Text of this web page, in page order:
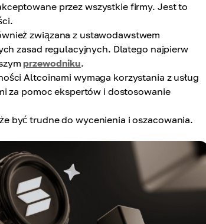
przez wszystkie firmy. Jest to
związana z ustawodawstwem
zasad regulacyjnych. Dlatego najpierw
przewodniku.
Altcoinami wymaga korzystania z usług
za pomoc ekspertów i dostosowanie
być trudne do wycenienia i oszacowania.